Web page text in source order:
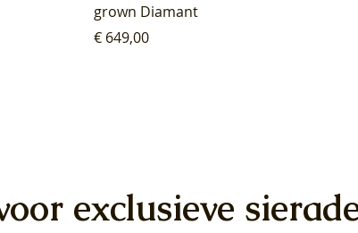
grown Diamant
Prijs
€ 649,00
exclusieve